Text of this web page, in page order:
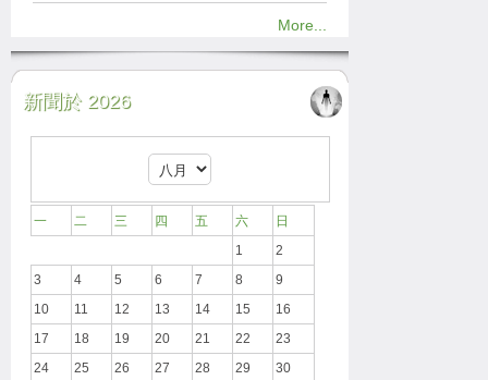
More...
新聞於 2026
一 二 三 四 五 六
日
1
2
3
4 5 6 7 8
9
10
11 12 13 14 15
16
17
18 19 20 21 22
23
24
25 26 27 28 29
30